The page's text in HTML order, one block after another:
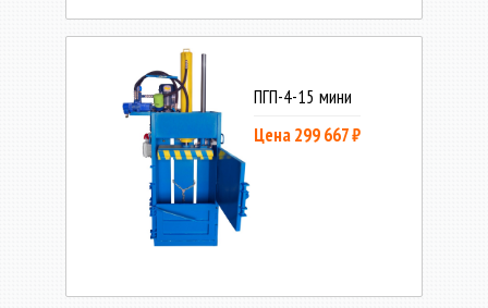
ПГП-4-15 мини
Цена 299 667 ₽